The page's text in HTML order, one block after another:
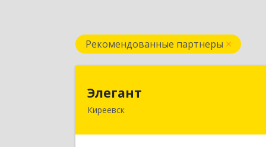
Рекомендованные партнеры
Элегант
Киреевск301262, Тульская обл, Киреевск г,